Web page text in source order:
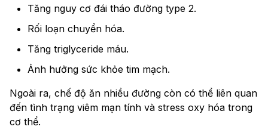
Tăng nguy cơ đái tháo đường type 2.
Rối loạn chuyển hóa.
Tăng triglyceride máu.
Ảnh hưởng sức khỏe tim mạch.
Ngoài ra, chế độ ăn nhiều đường còn có thể liên quan
đến tình trạng viêm mạn tính và stress oxy hóa trong
cơ thể.